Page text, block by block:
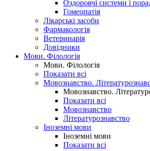
Оздоровчі системи і
Гомеопатія
Лікарські засоби
Фармакологія
Ветеринарія
Довідники
Мови. Філологія
Мови. Філологія
Показати всі
Мовознавство.
Мовознавство.
Показати всі
Мовознавство
Літературознавство
Іноземні мови
Іноземні мови
Показати всі